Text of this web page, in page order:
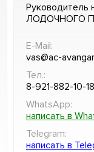
Руководитель
ЛОДОЧНОГО
E-Mail:
vas@ac-
Тел.:
8-921-882-10-18
WhatsApp:
написать в
Telegram:
написать в